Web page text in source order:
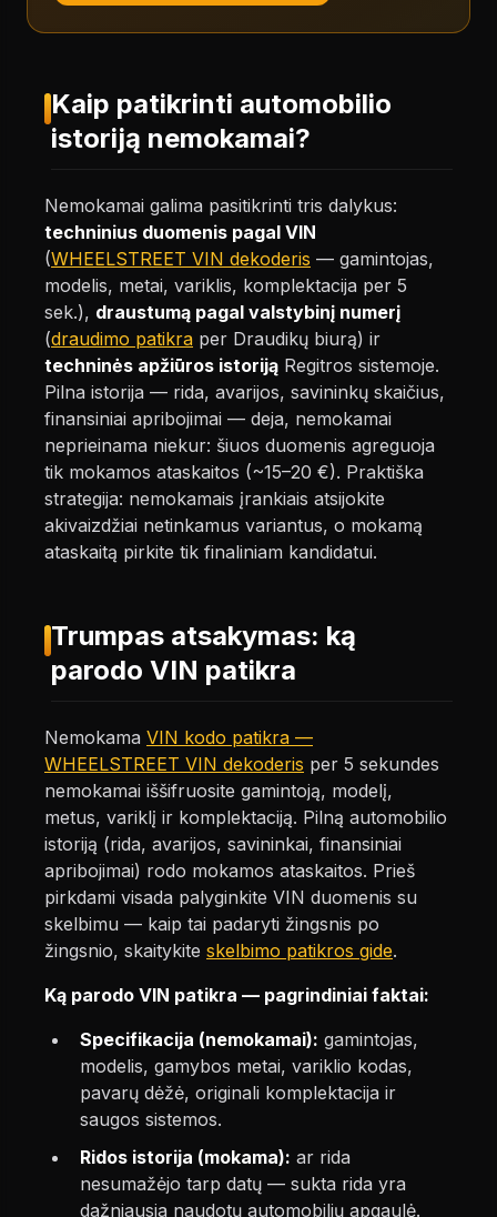
Kaip patikrinti automobilio
istoriją nemokamai?
Nemokamai galima pasitikrinti tris dalykus:
techninius duomenis pagal VIN
(WHEELSTREET VIN dekoderis — gamintojas,
modelis, metai, variklis, komplektacija per 5
sek.), draustumą pagal valstybinį numerį
(draudimo patikra per Draudikų biurą) ir
techninės apžiūros istoriją Regitros sistemoje.
Pilna istorija — rida, avarijos, savininkų skaičius,
finansiniai apribojimai — deja, nemokamai
neprieinama niekur: šiuos duomenis agreguoja
tik mokamos ataskaitos (~15–20 €). Praktiška
strategija: nemokamais įrankiais atsijokite
akivaizdžiai netinkamus variantus, o mokamą
ataskaitą pirkite tik finaliniam kandidatui.
Trumpas atsakymas: ką
parodo VIN patikra
Nemokama VIN kodo patikra —
WHEELSTREET VIN dekoderis per 5 sekundes
nemokamai iššifruosite gamintoją, modelį,
metus, variklį ir komplektaciją. Pilną automobilio
istoriją (rida, avarijos, savininkai, finansiniai
apribojimai) rodo mokamos ataskaitos. Prieš
pirkdami visada palyginkite VIN duomenis su
skelbimu — kaip tai padaryti žingsnis po
žingsnio, skaitykite skelbimo patikros gide.
Ką parodo VIN patikra — pagrindiniai faktai:
Specifikacija (nemokamai): gamintojas,
modelis, gamybos metai, variklio kodas,
pavarų dėžė, originali komplektacija ir
saugos sistemos.
Ridos istorija (mokama): ar rida
nesumažėjo tarp datų — sukta rida yra
dažniausia naudotų automobilių apgaulė.